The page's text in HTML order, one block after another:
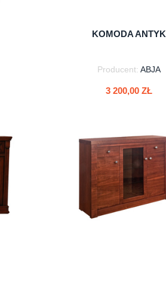
KOMODA ANTYK
Producent: ABJA
3 200,00 ZŁ
do koszyka